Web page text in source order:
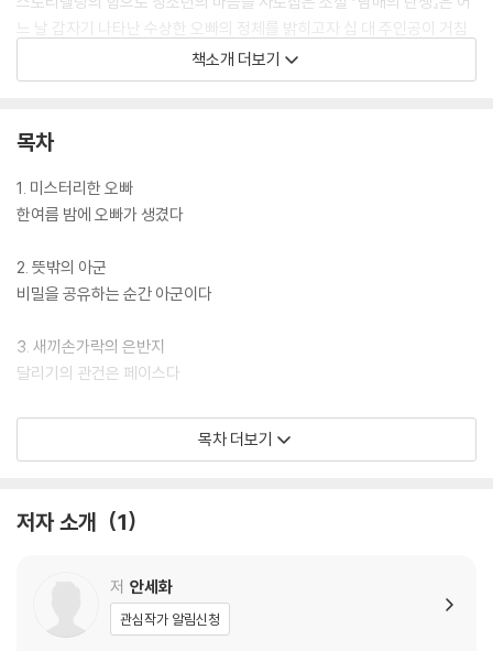
느 날 갑자기 나타난 수상한 오빠의 정체를 밝히고자 십 대 주인공이 거침
없이 달려 나가는 이야기를 그려 냈다. 일상 속에 판타지와 미스터리를 자
연스럽게 녹여 낸 흥미진진한 전개로 청소년 심사위원단의 극찬을 받았다.
다. ‘살다 보면 별의별 일이 다 생기’는 우리네 인생이지만 매일 같은 하루
꿈꾸는 모든 십 대들의 손에 즐겁게 쥐어질 작품이다.
책소개 더보기
목차
1. 미스터리한 오빠
한여름 밤에 오빠가 생겼다
2. 뜻밖의 아군
비밀을 공유하는 순간 아군이다
3. 새끼손가락의 은반지
달리기의 관건은 페이스다
4. 선무당의 부적
마이크를 잡으면 입을 떼야 한다
염원은 허깨비를 만든다
목차 더보기
저자 소개 1
저 안세화
관심작가 알림신청